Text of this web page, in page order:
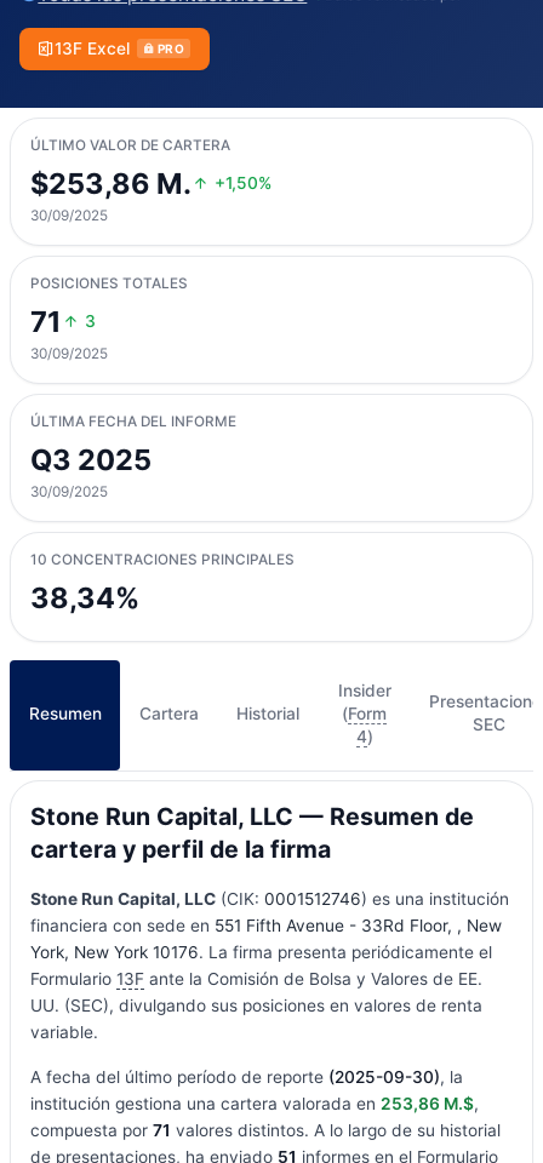
13F Excel PRO
ÚLTIMO VALOR DE CARTERA
$253,86 M. +1,50%
30/09/2025
POSICIONES TOTALES
71 3
30/09/2025
ÚLTIMA FECHA DEL INFORME
Q3 2025
30/09/2025
10 CONCENTRACIONES PRINCIPALES
38,34%
Resumen Cartera Historial
Insider
(Form
4)
SEC
Stone Run Capital, LLC — Resumen de
cartera y perfil de la firma
Stone Run Capital, LLC(CIK: 0001512746) es una institución
financiera con sede en 551 Fifth Avenue - 33Rd Floor, , New
York, New York 10176. La firma presenta periódicamente el
Formulario 13Fante la Comisión de Bolsa y Valores de EE.
UU. (SEC), divulgando sus posiciones en valores de renta
variable.
A fecha del último período de reporte (2025-09-30), la
institución gestiona una cartera valorada en 253,86 M.$,
compuesta por 71 valores distintos. A lo largo de su historial
de presentaciones, ha enviado 51 informes en el Formulario